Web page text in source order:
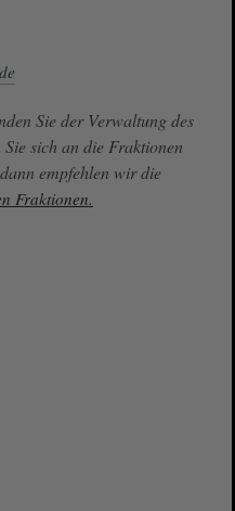
Sie der Verwaltung des
sich an die Fraktionen
empfehlen wir die
Fraktionen.